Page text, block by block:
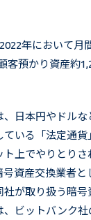
年において月
客預かり資産約
、日本円やドル
ている「法定通貨
ト上でやりとりさ
号資産交換業者と
社が取り扱う暗号
、ビットバンク